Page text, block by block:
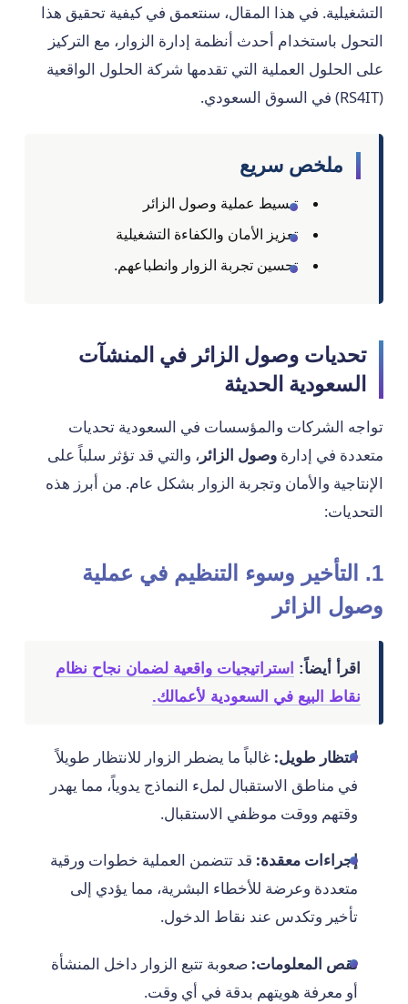
التشغيلية. في هذا المقال، سنتعمق في كيفية تحقيق هذا
التحول باستخدام أحدث أنظمة إدارة الزوار، مع التركيز
على الحلول العملية التي تقدمها شركة الحلول الواقعية
(RS4IT) في السوق السعودي.
ملخص سريع
تبسيط عملية وصول الزائر
تعزيز الأمان والكفاءة التشغيلية
تحسين تجربة الزوار وانطباعهم.
تحديات وصول الزائر في المنشآت
السعودية الحديثة
تواجه الشركات والمؤسسات في السعودية تحديات
متعددة في إدارة وصول الزائر ، والتي قد تؤثر سلباً على
الإنتاجية والأمان وتجربة الزوار بشكل عام. من أبرز هذه
التحديات:
1. التأخير وسوء التنظيم في عملية
وصول الزائر
اقرأ أيضاً:
استراتيجيات واقعية لضمان نجاح نظام
نقاط البيع في السعودية لأعمالك.
انتظار طويل: غالباً ما يضطر الزوار للانتظار طويلاً
في مناطق الاستقبال لملء النماذج يدوياً، مما يهدر
وقتهم ووقت موظفي الاستقبال.
إجراءات معقدة: قد تتضمن العملية خطوات ورقية
متعددة وعرضة للأخطاء البشرية، مما يؤدي إلى
تأخير وتكدس عند نقاط الدخول.
نقص المعلومات: صعوبة تتبع الزوار داخل المنشأة
أو معرفة هويتهم بدقة في أي وقت.